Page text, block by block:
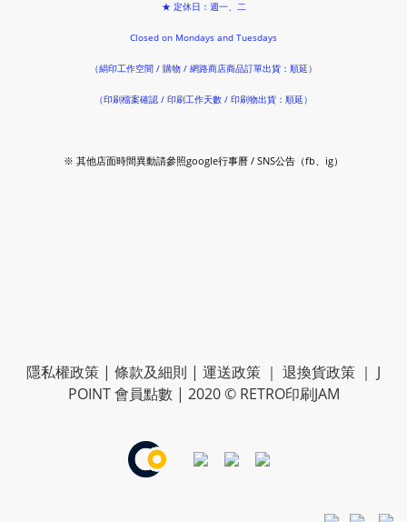
★ 定休日：週一、二
Closed on Mondays and Tuesdays
（絹印工作空間 / 購物 / 網路商店商品訂單出貨：順延）
（印刷檔案確認 / 印刷工作天數 / 印刷物出貨：順延）
※ 其他店面時間異動請參照google行事曆 / SNS公告（fb、ig）
隱私權政策 | 條款及細則 | 運送政策 ｜ 退換貨政策 ｜ J
POINT 會員點數 | 2020 © RETRO印刷JAM